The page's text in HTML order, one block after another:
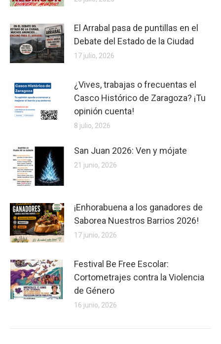
El Arrabal pasa de puntillas en el
Debate del Estado de la Ciudad
17 julio, 2026
¿Vives, trabajas o frecuentas el
Casco Histórico de Zaragoza? ¡Tu
opinión cuenta!
8 julio, 2026
San Juan 2026: Ven y mójate
21 junio, 2026
¡Enhorabuena a los ganadores de
Saborea Nuestros Barrios 2026!
17 junio, 2026
Festival Be Free Escolar:
Cortometrajes contra la Violencia
de Género
16 junio, 2026